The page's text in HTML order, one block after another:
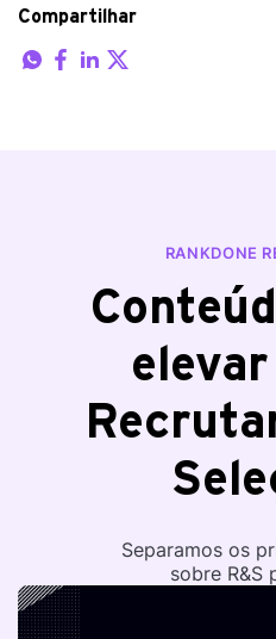
Compartilhar
RANKDONE
Separamos os
sobre R&S